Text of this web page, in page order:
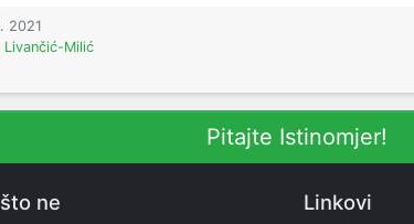
2021
Livančić-Milić
Pitajte Istinomjer!
ne Linkovi